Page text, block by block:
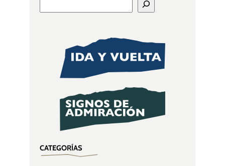
CATEGORÍAS